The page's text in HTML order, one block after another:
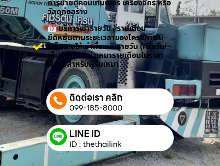
การย้ายตู้คอนเทนเนอร์ เครื่องจักร หรือ
วัสดุก่อสร้าง
บริการเช่ารายวัน / รายเดือน
ยืดหยุ่นตามระยะเวลาของโครงการ มี
แพ็กเกจให้เช่าทั้งแบบรายวัน (ครึ่งวัน/
เต็มวัน) และเช่าเหมารายเดือนในราคา
พิเศษสำหรับผู้รับเหมา
ติดต่อเรา คลิก
099-185-8000
LINE ID
ID : thethailink